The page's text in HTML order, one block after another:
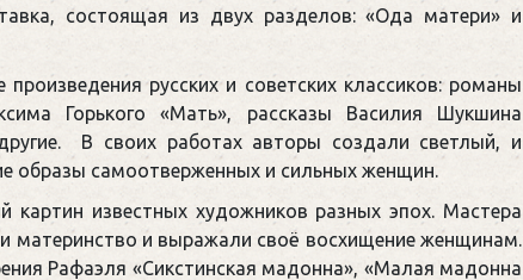
состоящая из двух разделов: «Ода матери» и
русских и советских классиков: романы
Горького «Мать», рассказы Василия Шукшина
В своих работах авторы создали светлый, и
образы самоотверженных и сильных женщин.
картин известных художников разных эпох. Мастера
материнство и выражали своё восхищение женщинам.
Рафаэля «Сикстинская мадонна», «Малая мадонна